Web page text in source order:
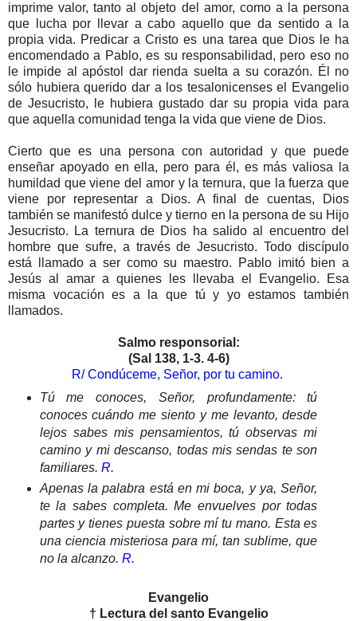
imprime valor, tanto al objeto del amor, como a la persona
que lucha por llevar a cabo aquello que da sentido a la
propia vida. Predicar a Cristo es una tarea que Dios le ha
encomendado a Pablo, es su responsabilidad, pero eso no
le impide al apóstol dar rienda suelta a su corazón. Él no
sólo hubiera querido dar a los tesalonicenses el Evangelio
de Jesucristo, le hubiera gustado dar su propia vida para
que aquella comunidad tenga la vida que viene de Dios.
Cierto que es una persona con autoridad y que puede
enseñar apoyado en ella, pero para él, es más valiosa la
humildad que viene del amor y la ternura, que la fuerza que
viene por representar a Dios. A final de cuentas, Dios
también se manifestó dulce y tierno en la persona de su Hijo
Jesucristo. La ternura de Dios ha salido al encuentro del
hombre que sufre, a través de Jesucristo. Todo discípulo
está llamado a ser como su maestro. Pablo imitó bien a
Jesús al amar a quienes les llevaba el Evangelio. Esa
misma vocación es a la que tú y yo estamos también
llamados.
Salmo responsorial:
(Sal 138, 1-3. 4-6)
R/ Condúceme, Señor, por tu camino.
Tú me conoces, Señor, profundamente: tú
conoces cuándo me siento y me levanto, desde
lejos sabes mis pensamientos, tú observas mi
camino y mi descanso, todas mis sendas te son
familiares. R.
Apenas la palabra está en mi boca, y ya, Señor,
te la sabes completa. Me envuelves por todas
partes y tienes puesta sobre mí tu mano. Esta es
una ciencia misteriosa para mí, tan sublime, que
no la alcanzo. R.
Evangelio
† Lectura del santo Evangelio